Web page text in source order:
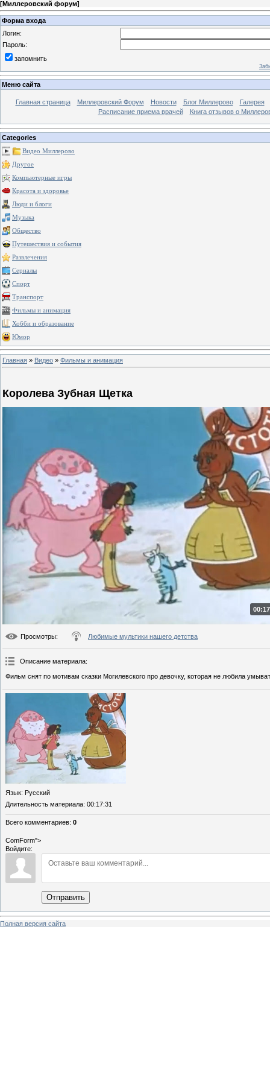
[Миллеровский форум]
Форма входа
Логин:
Пароль:
запомнить
Меню сайта
Главная страница Миллеровский Форум Новости Блог Миллерово
Галерея
Расписание приема врачей
Книга отзывов о
Categories
Видео Миллерово
Другое
Компьютерные игры
Красота и здоровье
Люди и блоги
Музыка
Общество
Путешествия и события
Развлечения
Сериалы
Спорт
Транспорт
Фильмы и анимация
Хобби и образование
Юмор
Главная » Видео » Фильмы и анимация
Королева Зубная Щетка
Просмотры: Любимые мультики нашего детства
Описание материала:
Фильм снят по мотивам сказки Могилевского про девочку, которая не любила
Язык: Русский
Длительность материала: 00:17:31
Всего комментариев: 0
ComForm">
Войдите:
Отправить
Полная версия сайта